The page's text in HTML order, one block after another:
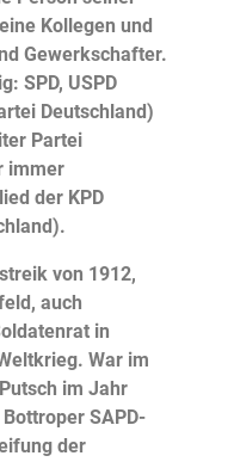
Kollegen und
Gewerkschafter.
SPD, USPD
Deutschland)
Partei
immer
der KPD
von 1912,
auch
in
War im
im Jahr
SAPD-
der